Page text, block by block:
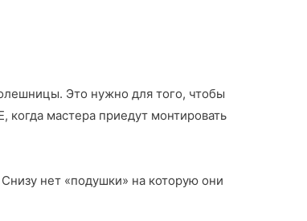
Это нужно для того, чтобы
мастера приедут монтировать
нет «подушки» на которую они